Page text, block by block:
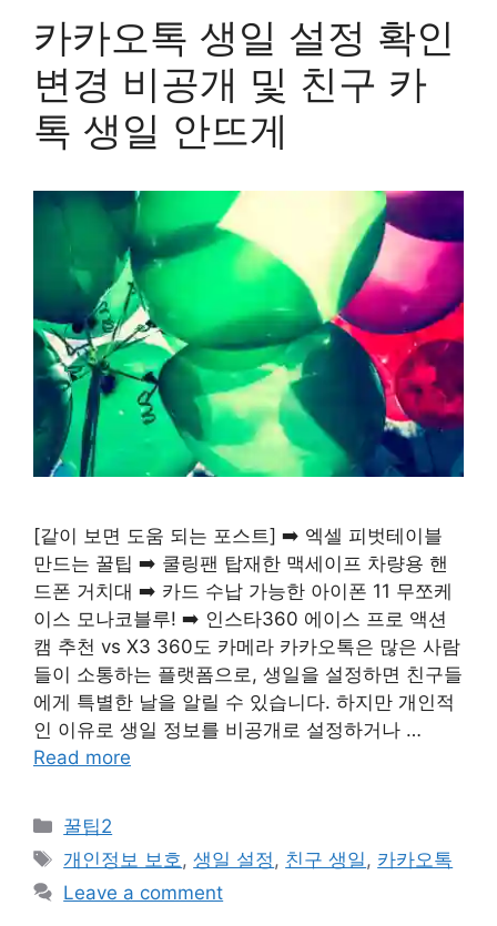
카카오톡 생일 설정 확인
변경 비공개 및 친구 카
톡 생일 안뜨게
[같이 보면 도움 되는 포스트] ➡️ 엑셀 피벗테이블
만드는 꿀팁 ➡️ 쿨링팬 탑재한 맥세이프 차량용 핸
드폰 거치대 ➡️ 카드 수납 가능한 아이폰 11 무쪼케
이스 모나코블루! ➡️ 인스타360 에이스 프로 액션
캠 추천 vs X3 360도 카메라 카카오톡은 많은 사람
들이 소통하는 플랫폼으로, 생일을 설정하면 친구들
에게 특별한 날을 알릴 수 있습니다. 하지만 개인적
인 이유로 생일 정보를 비공개로 설정하거나 …
Read more
Categories
꿀팁2
Tags
개인정보 보호,생일 설정, 친구 생일, 카카오톡
Leave a comment